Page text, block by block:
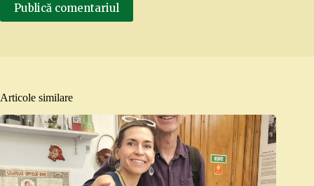
Publică comentariul
Articole similare